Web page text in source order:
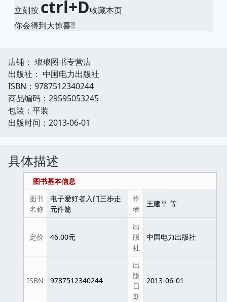
立刻按 ctrl+D收藏本页
你会得到大惊喜!!
店铺： 琅琅图书专营店
出版社： 中国电力出版社
ISBN：9787512340244
商品编码：29595053245
包装：平装
出版时间：2013-06-01
具体描述
图书基本信息
图书
名称
电子爱好者入门三步走
元件篇
作
者
王建平 等
定价 46.00元
出
版
社
中国电力出版社
ISBN 9787512340244
出
版
日
期
2013-06-01